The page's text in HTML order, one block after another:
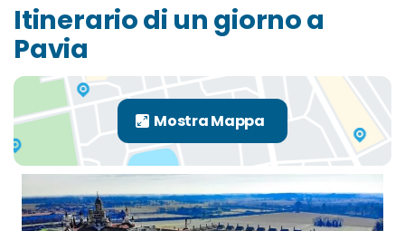
Itinerario di un giorno a
Pavia